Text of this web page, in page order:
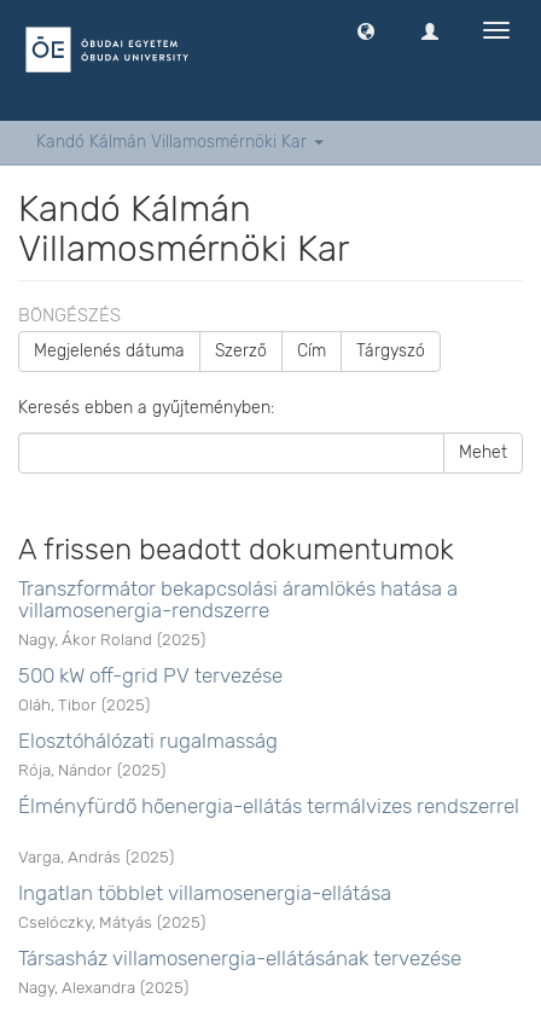
Kandó Kálmán Villamosmérnöki Kar
Kandó Kálmán
Villamosmérnöki Kar
BÖNGÉSZÉS
Megjelenés dátuma Szerző Cím Tárgyszó
Keresés ebben a gyűjteményben:
Mehet
A frissen beadott dokumentumok
Transzformátor bekapcsolási áramlökés hatása a
villamosenergia-rendszerre
Nagy, Ákor Roland (2025)
500 kW off-grid PV tervezése
Oláh, Tibor (2025)
Elosztóhálózati rugalmasság
Rója, Nándor (2025)
Élményfürdő hőenergia-ellátás termálvizes rendszerrel
Varga, András (2025)
Ingatlan többlet villamosenergia-ellátása
Cselóczky, Mátyás (2025)
Társasház villamosenergia-ellátásának tervezése
Nagy, Alexandra (2025)